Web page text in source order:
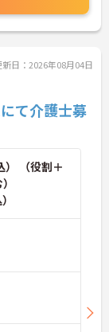
新日：2026年08月04日
て介護士募
） （役割＋